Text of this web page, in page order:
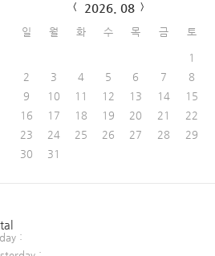
2026. 08
일 월 화 수 목 금 토
1
2
3 4 5 6 7
8
9
10 11 12 13 14
15
16
17 18 19 20 21
22
23
24 25 26 27 28
29
30
31
: